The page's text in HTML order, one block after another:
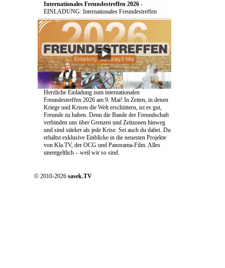
Internationales Freundestreffen 2026-
EINLADUNG: Internationales Freundestreffen
Herzliche Einladung zum internationalen
Freundestreffen 2026 am 9. Mai! In Zeiten, in denen
Kriege und Krisen die Welt erschüttern, ist es gut,
Freunde zu haben. Denn die Bande der Freundschaft
verbinden uns über Grenzen und Zeitzonen hinweg
und sind stärker als jede Krise. Sei auch du dabei. Du
erhältst exklusive Einblicke in die neuesten Projekte
von Kla.TV, der OCG und Panorama-Film. Alles
unentgeltlich – weil wir so sind.
© 2010-2026 sasek.TV